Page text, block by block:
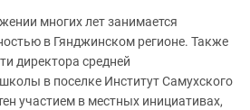
многих лет занимается
в Гянджинском регионе. Также
директора средней
в поселке Институт Самухского
участием в местных инициативах,